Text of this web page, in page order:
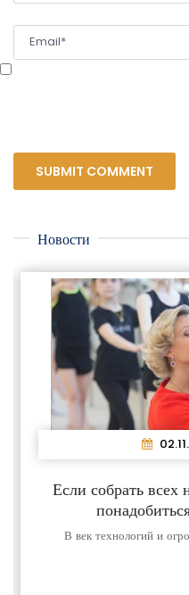
Новости
Если собрать
В век технологий и